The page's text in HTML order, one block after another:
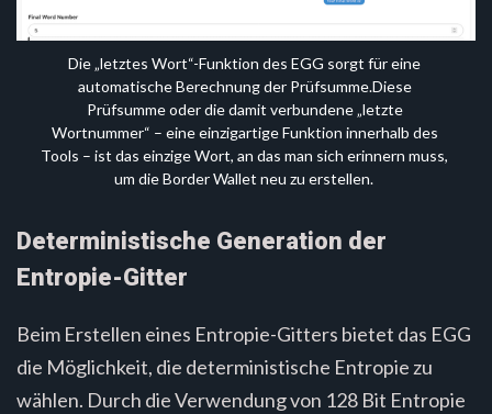
Die „letztes Wort“-Funktion des EGG sorgt für eine
automatische Berechnung der Prüfsumme.Diese
Prüfsumme oder die damit verbundene „letzte
Wortnummer“ – eine einzigartige Funktion innerhalb des
Tools – ist das einzige Wort, an das man sich erinnern muss,
um die Border Wallet neu zu erstellen.
Deterministische Generation der
Entropie-Gitter
Beim Erstellen eines Entropie-Gitters bietet das EGG
die Möglichkeit, die deterministische Entropie zu
wählen. Durch die Verwendung von 128 Bit Entropie